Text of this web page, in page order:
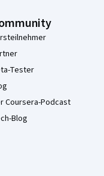
Tester
Coursera-Podcast
Blog